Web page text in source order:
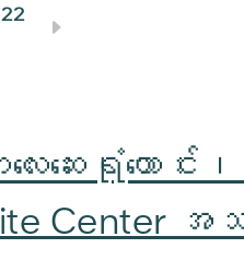
ဆေးရုံဟောင်း